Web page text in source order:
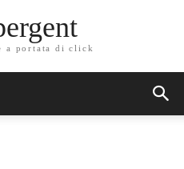
a portata di click